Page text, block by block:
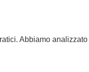
Abbiamo